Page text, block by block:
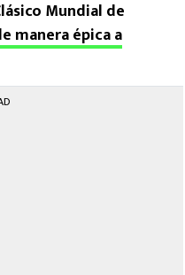
Mundial de
manera épica a